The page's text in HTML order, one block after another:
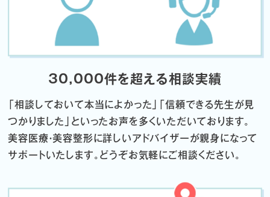
30,000件を超える相談実績
「相談しておいて本当によかった」「信頼できる先生が見
つかりました」 といったお声を多くいただいております。
美容医療・美容整形に詳しいアドバイザーが親身になって
サポートいたします。 どうぞお気軽にご相談ください。